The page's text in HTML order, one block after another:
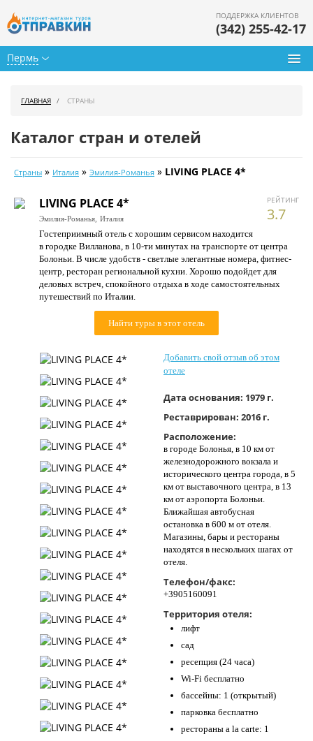
Пермь
ПОДДЕРЖКА КЛИЕНТОВ
(342) 255-42-17
Календарь туров
Цены дня
Страны
Как купить
О нас
ГЛАВНАЯ СТРАНЫ
Каталог стран и отелей
Страны » Италия » Эмилия-Романья » LIVING PLACE 4*
РЕЙТИНГ
3.7
LIVING PLACE 4*
Эмилия-Романья, Италия
Гостеприимный отель с хорошим сервисом находится
в городке Вилланова, в 10-ти минутах на транспорте от центра
Болоньи. В числе удобств - светлые элегантные номера, фитнес-
центр, ресторан региональной кухни. Хорошо подойдет для
деловых встреч, спокойного отдыха в ходе самостоятельных
путешествий по Италии.
Найти туры в этот отель
Добавить свой отзыв об этом
отеле
Дата основания: 1979 г.
Реставрирован: 2016 г.
Расположение:
в городе Болонья, в 10 км от
железнодорожного вокзала и
исторического центра города, в 5
км от выставочного центра, в 13
км от аэропорта Болоньи.
Ближайшая автобусная
остановка в 600 м от отеля.
Магазины, бары и рестораны
находятся в нескольких шагах от
отеля.
Телефон/факс:
+3905160091
Территория отеля:
лифт
сад
ресепция (24 часа)
Wi-Fi бесплатно
бассейны: 1 (открытый)
парковка бесплатно
рестораны a la carte: 1